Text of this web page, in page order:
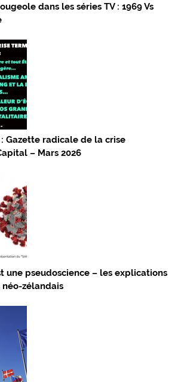
dans les séries TV : 1969 Vs
: Gazette radicale de la crise
– Mars 2026
une pseudoscience – les explications
néo-zélandais